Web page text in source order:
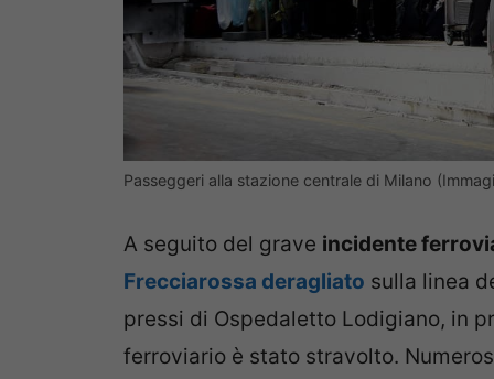
Passeggeri alla stazione centrale di Milano
A seguito del grave incidente
Frecciarossa deragliato sulla linea
pressi di Ospedaletto Lodigiano, in
ferroviario è stato stravolto.